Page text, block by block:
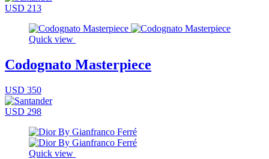
USD 213
Quick view
Codognato Masterpiece
USD 350
USD 298
Quick view